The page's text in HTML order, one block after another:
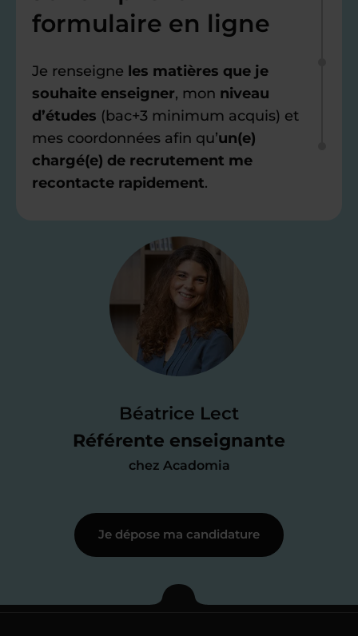
Béatrice Lect
Référente enseignante
chez Acadomia
formulaire en ligne
Je renseigne les matières que je
souhaite enseigner, mon niveau
d’études (bac+3 minimum acquis) et
mes coordonnées afin qu’un(e)
chargé(e) de recrutement me
recontacte rapidement.
Je valide ma
candidature
test de 15 minutes
des programmes scolaires(et pouvoir
me mettre à jour au besoin) et
j’échange en direct avec un chargé de
Étape 3
Je commence mes
Je dépose ma candidature